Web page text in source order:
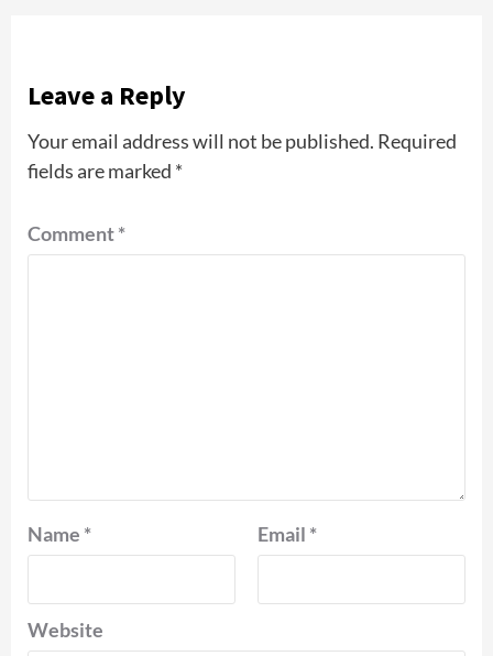
Leave a Reply
Your email address will not be published. Required
fields are marked *
Comment*
Name * Email *
Website